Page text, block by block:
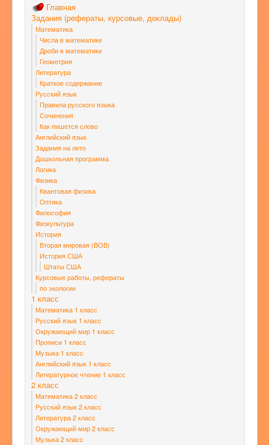
Главная
Задания (рефераты, курсовые, доклады)
Математика
Числа в математике
Дроби в математике
Геометрия
Литература
Краткое содержание
Русский язык
Правила русского языка
Сочинения
Как пишется слово
Английский язык
Задания на лето
Дошкольная программа
Логика
Физика
Квантовая физика
Оптика
Философия
Физкультура
История
Вторая мировая (ВОВ)
История США
Штаты США
Курсовые работы, рефераты
по экологии
1 класс
Математика 1 класс
Русский язык 1 класс
Окружающий мир 1 класс
Прописи 1 класс
Музыка 1 класс
Английский язык 1 класс
Литературное чтение 1 класс
2 класс
Математика 2 класс
Русский язык 2 класс
Литература 2 класс
Окружающий мир 2 класс
Музыка 2 класс